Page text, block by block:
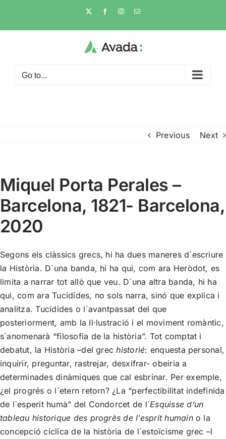
content
X FacebookInstagramEmail
Go to...
Previous Next
Miquel Porta Perales –
Barcelona, 1821- Barcelona,
2020
Segons els clàssics grecs, hi ha dues maneres d´escriure
la Història. D´una banda, hi ha qui, com ara Heròdot, es
limita a narrar tot allò que veu. D´una altra banda, hi ha
qui, com ara Tucídides, no sols narra, sinó que explica i
analitza. Tucídides o l´avantpassat del que
posteriorment, amb la Il·lustració i el moviment romàntic,
s´anomenarà “filosofia de la història”. Tot comptat i
debatut, la Història –del grechistorié: enquesta personal,
inquirir, preguntar, rastrejar, desxifrar- obeiria a
determinades dinàmiques que cal esbrinar. Per exemple,
¿el progrés o l´etern retorn? ¿La “perfectibilitat indefinida
de l´esperit humà” del Condorcet de l´Esquisse d’un
tableau historique des progrès de l’esprit humaino la
concepció cíclica de la història de l´estoïcisme grec –l